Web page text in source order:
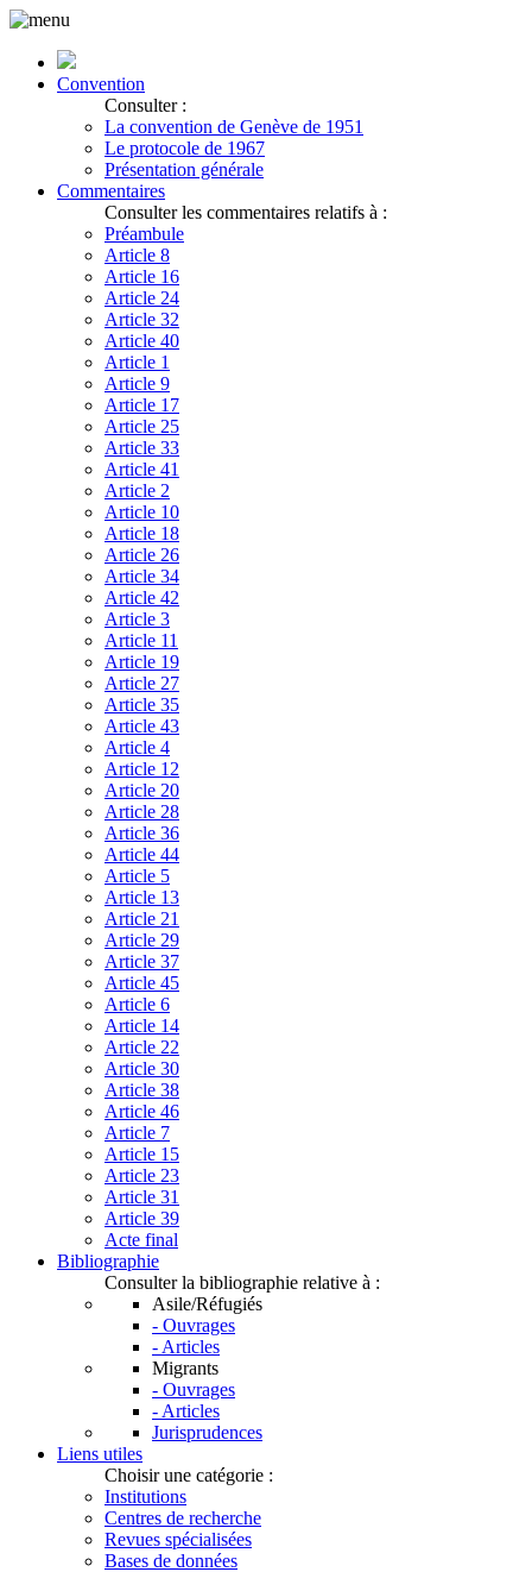
Convention
Consulter :
La convention de Genève de 1951
Le protocole de 1967
Présentation générale
Commentaires
Consulter les commentaires relatifs à :
Préambule
Article 8
Article 16
Article 24
Article 32
Article 40
Article 1
Article 9
Article 17
Article 25
Article 33
Article 41
Article 2
Article 10
Article 18
Article 26
Article 34
Article 42
Article 3
Article 11
Article 19
Article 27
Article 35
Article 43
Article 4
Article 12
Article 20
Article 28
Article 36
Article 44
Article 5
Article 13
Article 21
Article 29
Article 37
Article 45
Article 6
Article 14
Article 22
Article 30
Article 38
Article 46
Article 7
Article 15
Article 23
Article 31
Article 39
Acte final
Bibliographie
Consulter la bibliographie relative à :
Asile/Réfugiés
- Ouvrages
- Articles
Migrants
- Ouvrages
- Articles
Jurisprudences
Liens utiles
Choisir une catégorie :
Institutions
Centres de recherche
Revues spécialisées
Bases de données